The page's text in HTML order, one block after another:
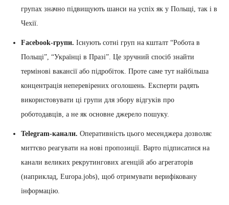
групах значно підвищують шанси на успіх як у Польщі, так і в
Чехії.
Facebook-групи. Існують сотні груп на кшталт “Робота в
Польщі”, “Українці в Празі”. Це зручний спосіб знайти
термінові вакансії або підробіток. Проте саме тут найбільша
концентрація неперевірених оголошень. Експерти радять
використовувати ці групи для збору відгуків про
роботодавців, а не як основне джерело пошуку.
Telegram-канали. Оперативність цього месенджера дозволяє
миттєво реагувати на нові пропозиції. Варто підписатися на
канали великих рекрутингових агенцій або агрегаторів
(наприклад, Europa.jobs), щоб отримувати верифіковану
інформацію.